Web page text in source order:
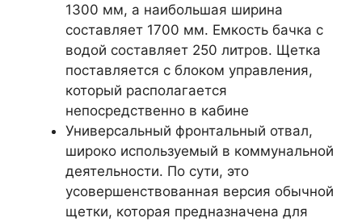
1300 мм, а наибольшая ширина
составляет 1700 мм. Емкость бачка с
водой составляет 250 литров. Щетка
поставляется с блоком управления,
который располагается
непосредственно в кабине
Универсальный фронтальный отвал,
широко используемый в коммунальной
деятельности. По сути, это
усовершенствованная версия обычной
щетки, которая предназначена для